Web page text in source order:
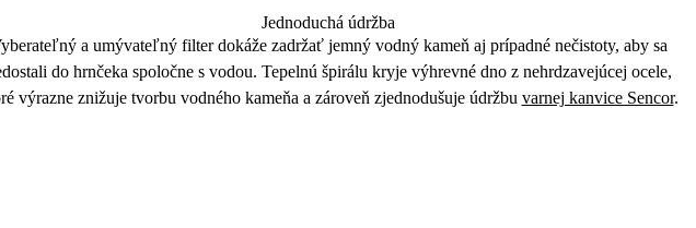
Jednoduchá údržba
a umývateľný filterdokáže zadržať jemný vodný kameň aj prípadné nečistoty, aby sa
do hrnčeka spoločne s vodou. Tepelnú špirálu kryje výhrevné dno z nehrdzavejúcej ocele,
výrazne znižuje tvorbu vodného kameňa a zároveň zjednodušuje údržbu varnej kanvice Sencor.